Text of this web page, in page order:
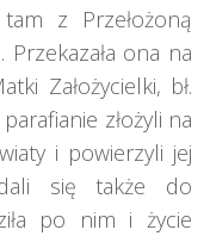
z Przełożoną
Przekazała ona na
Założycielki, bł.
złożyli na
i powierzyli jej
się także do
po nim i życie